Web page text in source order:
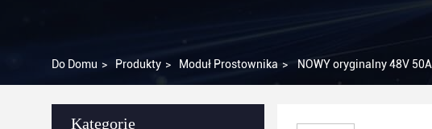
Do Domu > Produkty > Moduł Prostownika > NOWY oryginalny 48V
Kategorie